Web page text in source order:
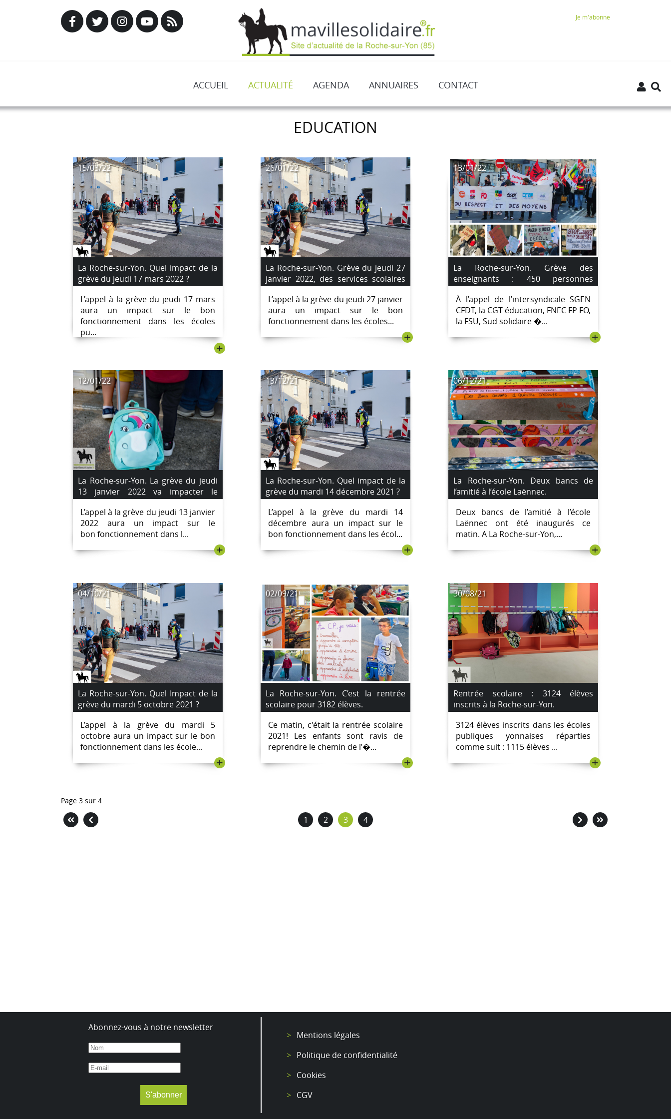
Je m'abonne
ACCUEIL ACTUALITÉ AGENDA ANNUAIRES CONTACT
EDUCATION
15/03/22
La Roche-sur-Yon. Quel impact de la
grève du jeudi 17 mars 2022 ?
L’appel à la grève du jeudi 17 mars
aura un impact sur le bon
fonctionnement dans les écoles
pu...
+
26/01/22
La Roche-sur-Yon. Grève du jeudi 27
janvier 2022, des services scolaires
perturbés.
L’appel à la grève du jeudi 27 janvier
aura un impact sur le bon
fonctionnement dans les écoles...
+
13/01/22
La Roche-sur-Yon. Grève des
enseignants : 450 personnes
manifestent dans les rues.
À l’appel de l’intersyndicale SGEN
CFDT, la CGT éducation, FNEC FP FO,
la FSU, Sud solidaire �...
+
12/01/22
La Roche-sur-Yon. La grève du jeudi
13 janvier 2022 va impacter le
fonctionnement des écoles
publiques.
L’appel à la grève du jeudi 13 janvier
2022 aura un impact sur le
bon fonctionnement dans l...
+
13/12/21
La Roche-sur-Yon. Quel impact de la
grève du mardi 14 décembre 2021 ?
L’appel à la grève du mardi 14
décembre aura un impact sur le
bon fonctionnement dans les écol...
+
06/12/21
La Roche-sur-Yon. Deux bancs de
l’amitié à l’école Laënnec.
Deux bancs de l’amitié à l’école
Laënnec ont été inaugurés ce
matin. A La Roche-sur-Yon,...
+
04/10/21
La Roche-sur-Yon. Quel Impact de la
grève du mardi 5 octobre 2021 ?
L’appel à la grève du mardi 5
octobre aura un impact sur le bon
fonctionnement dans les école...
+
02/09/21
La Roche-sur-Yon. C’est la rentrée
scolaire pour 3182 élèves.
Ce matin, c'était la rentrée scolaire
2021! Les enfants sont ravis de
reprendre le chemin de l’�...
+
30/08/21
Rentrée scolaire : 3124 élèves
inscrits à la Roche-sur-Yon.
3124 élèves inscrits dans les écoles
publiques yonnaises réparties
comme suit : 1115 élèves ...
+
Page 3 sur 4
1 2 3 4
Abonnez-vous à notre newsletter
Mentions légales
Politique de confidentialité
Cookies
CGV